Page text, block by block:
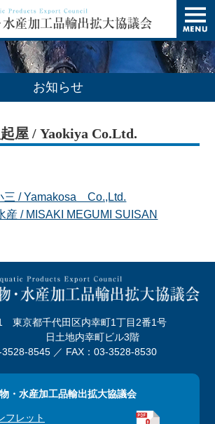
t
o
g
g
l
e
a
お知らせ
屋 / Yaokiya Co.Ltd.
/ Yamakosa Co.,Ltd.
産 / MISAKI MEGUMI SUISAN
東京都千代田区内幸町1丁目2番1号
地内幸町ビル3階
8545 ／ FAX：03-3528-8530
・水産加工品輸出拡大協議会
フレット